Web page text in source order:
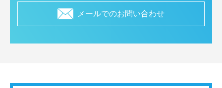
メールでのお問い合わせ